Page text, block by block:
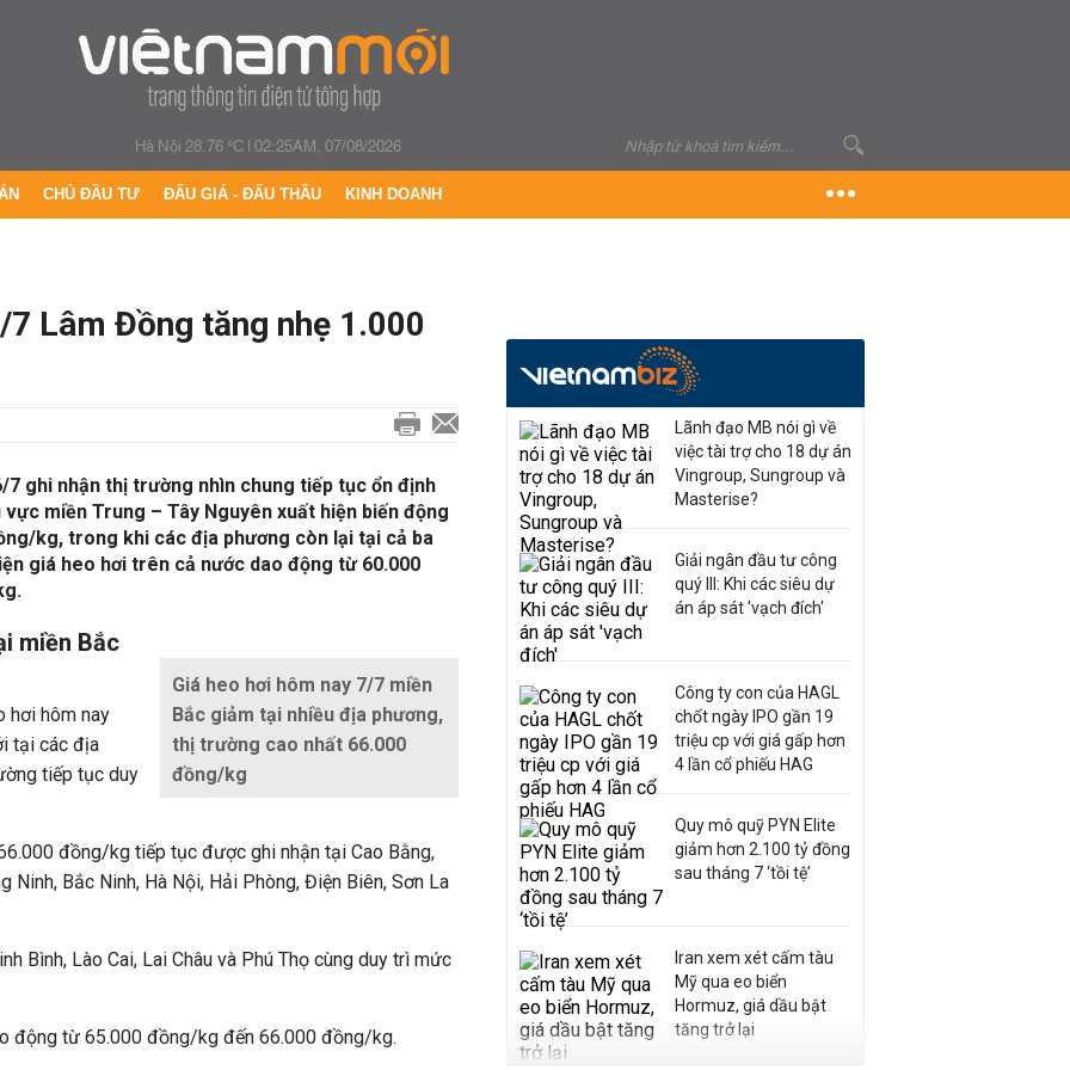
Hà Nội 28.76 °C|02:25AM, 07/08/2026
CHỦ ĐẦU TƯ ĐẤU GIÁ - ĐẤU THẦU KINH DOANH
Lâm Đồng tăng nhẹ 1.000
7 ghi nhận thị trường nhìn chung tiếp tục ổn định
miền Trung – Tây Nguyên xuất hiện biến động
kg, trong khi các địa phương còn lại tại cả ba
giá heo hơi trên cả nước dao động từ 60.000
Giá heo hơi hôm nay 7/7 miền
Bắc giảm tại nhiều địa phương,
thị trường cao nhất 66.000
đồng/kg
miền Bắc
hơi hôm nay
tại các địa
tiếp tục duy
đồng/kg tiếp tục được ghi nhận tại Cao Bằng,
Ninh, Bắc Ninh, Hà Nội, Hải Phòng, Điện Biên, Sơn La
Bình, Lào Cai, Lai Châu và Phú Thọ cùng duy trì mức
động từ 65.000 đồng/kg đến 66.000 đồng/kg.
Lãnh đạo MB nói gì về
việc tài trợ cho 18 dự án
Vingroup, Sungroup và
Masterise?
Giải ngân đầu tư công
quý III: Khi các siêu dự
án áp sát 'vạch đích'
Công ty con của HAGL
chốt ngày IPO gần 19
triệu cp với giá gấp hơn
4 lần cổ phiếu HAG
Quy mô quỹ PYN Elite
giảm hơn 2.100 tỷ đồng
sau tháng 7 ‘tồi tệ’
Iran xem xét cấm tàu
Mỹ qua eo biển
Hormuz, giá dầu bật
tăng trở lại